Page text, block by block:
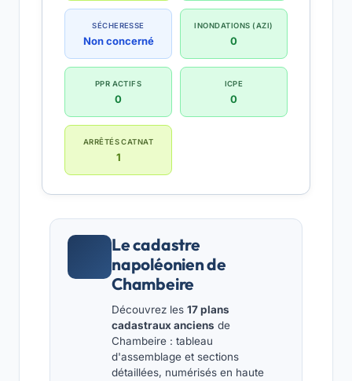
SÉCHERESSE
Non concerné
INONDATIONS (AZI)
0
PPR ACTIFS
0
ICPE
0
ARRÊTÉS CATNAT
1
Le cadastre
napoléonien de
Chambeire
Découvrez les 17 plans
cadastraux anciens de
Chambeire : tableau
d'assemblage et sections
détaillées, numérisés en haute